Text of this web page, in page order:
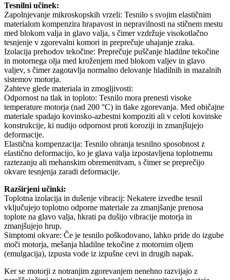
Tesnilni učinek:
Zapolnjevanje mikroskopskih vrzeli: Tesnilo s svojim elastičnim
materialom kompenzira hrapavost in nepravilnosti na stičnem mestu
med blokom valja in glavo valja, s čimer vzdržuje visokotlačno
tesnjenje v zgorevalni komori in preprečuje uhajanje zraka.
Izolacija prehodov tekočine: Preprečuje puščanje hladilne tekočine
in motornega olja med kroženjem med blokom valjev in glavo
valjev, s čimer zagotavlja normalno delovanje hladilnih in mazalnih
sistemov motorja.
Zahteve glede materiala in zmogljivosti:
Odpornost na tlak in toploto: Tesnilo mora prenesti visoke
temperature motorja (nad 200 °C) in tlake zgorevanja. Med običajne
materiale spadajo kovinsko-azbestni kompoziti ali v celoti kovinske
konstrukcije, ki nudijo odpornost proti koroziji in zmanjšujejo
deformacije.
Elastična kompenzacija: Tesnilo ohranja tesnilno sposobnost z
elastično deformacijo, ko je glava valja izpostavljena toplotnemu
raztezanju ali mehanskim obremenitvam, s čimer se preprečijo
okvare tesnjenja zaradi deformacije.
Razširjeni učinki:
Toplotna izolacija in dušenje vibracij: Nekatere izvedbe tesnil
vključujejo toplotno odporne materiale za zmanjšanje prenosa
toplote na glavo valja, hkrati pa dušijo vibracije motorja in
zmanjšujejo hrup.
Simptomi okvare: Če je tesnilo poškodovano, lahko pride do izgube
moči motorja, mešanja hladilne tekočine z motornim oljem
(emulgacija), izpusta vode iz izpušne cevi in ​​drugih napak.
Ker se motorji z notranjim zgorevanjem nenehno razvijajo z